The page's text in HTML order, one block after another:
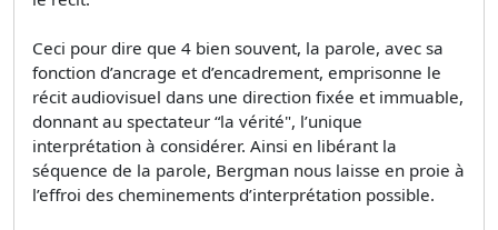
Ceci pour dire que 4 bien souvent, la parole, avec sa
fonction d’ancrage et d’encadrement, emprisonne le
récit audiovisuel dans une direction fixée et immuable,
donnant au spectateur “la vérité", l’unique
interprétation à considérer. Ainsi en libérant la
séquence de la parole, Bergman nous laisse en proie à
l’effroi des cheminements d’interprétation possible.